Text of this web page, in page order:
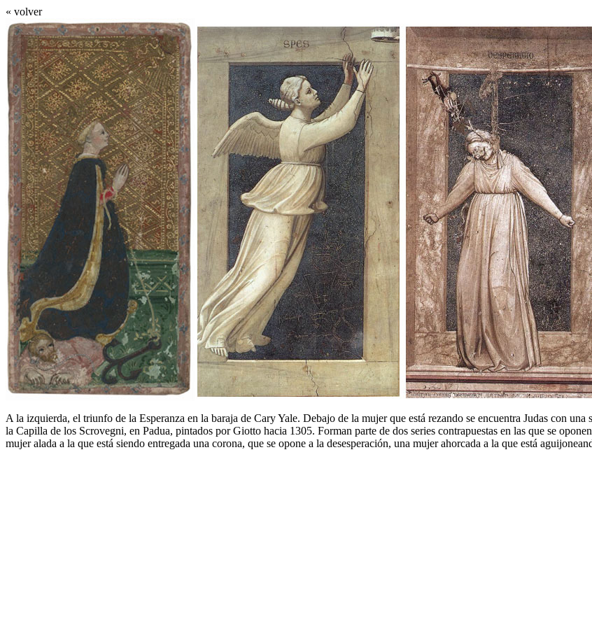
« volver
A la izquierda, el triunfo de la Esperanza en la baraja de Cary Yale. Debajo de la mujer que está rezando se encuentra Judas con
la Capilla de los Scrovegni, en Padua, pintados por Giotto hacia 1305. Forman parte de dos series contrapuestas en las que se
mujer alada a la que está siendo entregada una corona, que se opone a la desesperación, una mujer ahorcada a la que está